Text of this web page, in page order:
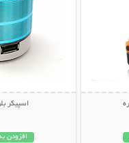
اسپیکر
افزودن